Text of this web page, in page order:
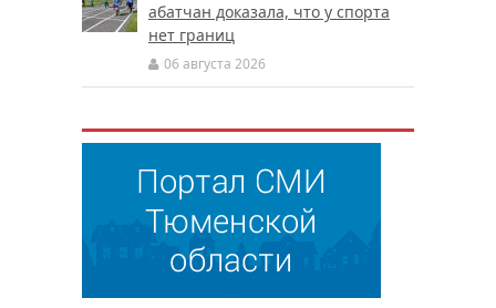
абатчан доказала, что у спорта
нет границ
06 августа 2026